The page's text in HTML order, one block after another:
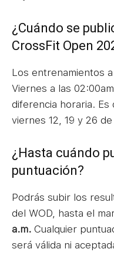
¿Cuándo se
CrossFit Open
Los entrenamientos
Viernes a las
diferencia horaria. Es
viernes 12, 19 y 26
¿Hasta cuándo
puntuación?
Podrás subir los
del WOD, hasta el
a.m. Cualquier
será válida ni